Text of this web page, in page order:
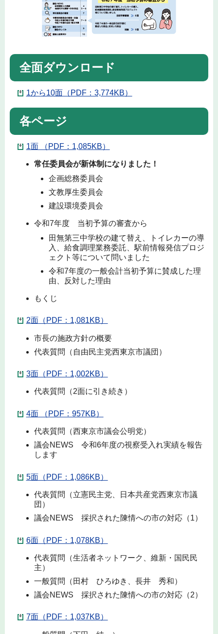
全面ダウンロード
1から10面（PDF：3,774KB）
各ページ
1面 （PDF：1,085KB）
常任委員会が新体制になりました！
企画総務委員会
文教厚生委員会
建設環境委員会
令和7年度 当初予算の審査から
田無第三中学校の建て替え、トイレカーの導
入、給食調理業務委託、駅前情報発信プロジ
ェクト等について問いました
令和7年度の一般会計当初予算に賛成した理
由、反対した理由
もくじ
2面（PDF：1,081KB）
市長の施政方針の概要
代表質問（自由民主党西東京市議団）
3面（PDF：1,002KB）
代表質問（2面に引き続き）
4面 （PDF：957KB）
代表質問（西東京市議会公明党）
議会NEWS 令和6年度の視察受入れ実績を報告
します
5面（PDF：1,086KB）
代表質問（立憲民主党、日本共産党西東京市議
団）
議会NEWS 採択された陳情への市の対応（1）
6面（PDF：1,078KB）
代表質問（生活者ネットワーク、維新・国民民
主）
一般質問（田村 ひろゆき、長井 秀和）
議会NEWS 採択された陳情への市の対応（2）
7面（PDF：1,037KB）